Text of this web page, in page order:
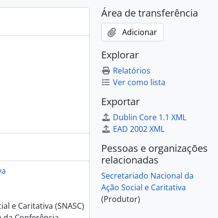
Social, 1988
Social, 1989
Social, 1990
Social, 1991
Social, 1993
Social, 1994
Social, 1995
Social, 1996
Social, 1998
Social, 2000
Social, 2001
Social, 2002
Social, 2003
Social, 2004
Social, 2005
e Caritativa (SNASC)
Área de transferência
Adicionar
Explorar
Relatórios
Ver como lista
Exportar
Dublin Core 1.1 XML
EAD 2002 XML
Pessoas e organizações
relacionadas
Secretariado Nacional da
Ação Social e Caritativa
(Produtor)